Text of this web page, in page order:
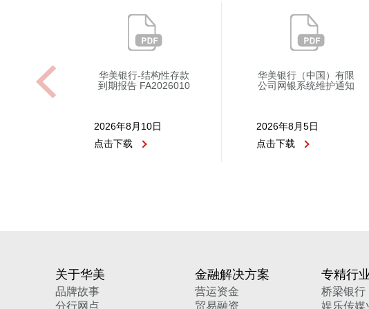
华美银行-结构性存款
到期报告 FA2026010
2026年8月10日
点击下载
华美银行（中国）有限
公司网银系统维护通知
2026年8月5日
点击下载
关于华美
品牌故事
分行网点
金融解决方案
营运资金
贸易融资
专精行
桥梁银行
娱乐传媒